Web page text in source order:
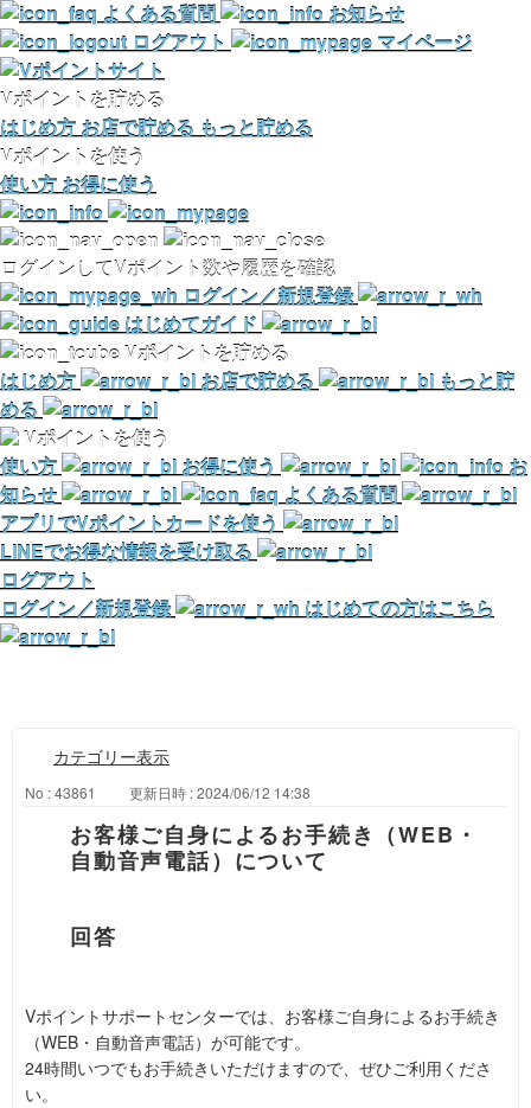
よくある質問
お知らせ
ログアウト
マイページ
Vポイントを貯める
はじめ方 お店で貯める もっと貯める
Vポイントを使う
使い方 お得に使う
ログインしてVポイント数や履歴を確認
ログイン／新規登録
はじめてガイド
Vポイントを貯める
はじめ方
お店で貯める
もっと貯
める
Vポイントを使う
使い方
お得に使う
お
知らせ
よくある質問
アプリでVポイントカードを使う
LINEでお得な情報を受け取る
ログアウト
ログイン／新規登録
はじめての方はこちら
カテゴリー表示
No : 43861 更新日時 : 2024/06/12 14:38
お客様ご自身によるお手続き（WEB・
自動音声電話）について
Vポイントサポートセンターでは、お客様ご自身によるお手続き
（WEB・自動音声電話）が可能です。
24時間いつでもお手続きいただけますので、ぜひご利用くださ
い。